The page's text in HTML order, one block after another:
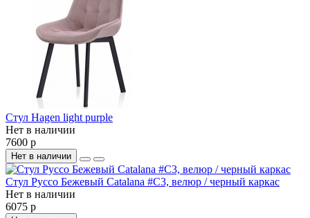
Стул Hagen light purple
Нет в наличии
7600 р
Нет в наличии
Стул Руссо Бежевый Catalana #C3, велюр / черный каркас
Нет в наличии
6075 р